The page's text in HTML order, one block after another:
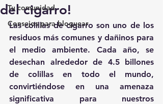
Tu comunidad
Consejos para bloguear
del cigarro!
Las colillas de cigarro son uno de los
residuos más comunes y dañinos para
el medio ambiente. Cada año, se
desechan alrededor de 4.5 billones
de colillas en todo el mundo,
convirtiéndose en una amenaza
significativa para nuestros